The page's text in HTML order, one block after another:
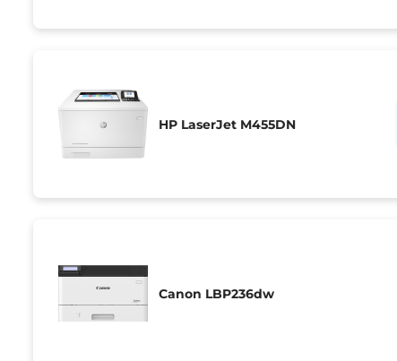
HP LaserJet M455DN
Canon LBP236dw